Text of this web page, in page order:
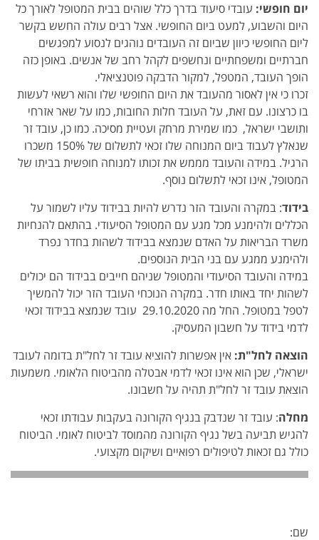
יום חופשי: עובדי סיעוד בדרך כלל שוהים בבית המטופל לאורך כל
היום והשבוע, למעט ביום החופשי. אצל רבים עולה החשש בקשר
ליום החופשי כיוון שביום זה העובדים נוהגים לנסוע למפגשים
חברתיים ומשפחתיים ונחשפים לקהל רחב של אנשים. באופן כזה
הופך העובד, המטפל, למקור הדבקה פוטנציאלי.
זכרו כי אין לאסור מהעובד את היום החופשי שלו והוא רשאי לעשות
בו כרצונו. עם זאת, על העובד חלות החובות, כמו על שאר אזרחי
ותושבי ישראל, כמו שמירת מרחק ועטיית מסיכה. כמו כן, עובד זר
שנאלץ לעבוד ביום המנוחה שלו זכאי לתשלום של 150% משכרו
הרגיל. במידה והעובד מממש את זכותו למנוחה חופשית בביתו של
המטופל, אינו זכאי לתשלום נוסף.
בידוד: במקרה והעובד הזר נדרש להיות בבידוד עליו לשמור על
הכללים ולהימנע מכל מגע עם המטופל הסיעודי. בהתאם להנחיות
משרד הבריאות על האדם שנמצא בבידוד לשהות בחדר נפרד
ולהימנע ממגע עם בני הבית הנוספים.
במידה והעובד הסיעודי והמטופל שניהם חייבים בבידוד הם יכולים
לשהות יחד באותו חדר. במקרה הנוכחי העובד הזר יכול להמשיך
לטפל במטופל. החל מה 29.10.2020 עובד שנמצא בבידוד זכאי
לדמי בידוד על חשבון המעסיק.
הוצאה לחל"ת: אין אפשרות להוציא עובד זר לחל"ת בדומה לעובד
ישראלי, שכן הוא אינו זכאי לדמי אבטלה מהביטוח הלאומי. משמעות
הוצאת עובד זר לחל"ת תהיה על חשבונו.
מחלה: עובד זר שנדבק בנגיף הקורונה בעקבות עבודתו זכאי
להגיש תביעה בשל נגיף הקורונה מהמוסד לביטוח לאומי. הביטוח
כולל גם זכאות לטיפולים רפואיים ושיקום מקצועי.
שם: